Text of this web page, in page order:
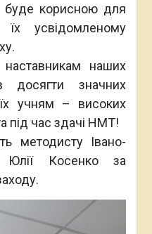
буде корисною для
їх усвідомленому
наших
досягти значних
їх учням – високих
під час здачі НМТ!
методисту Івано-
Юлії Косенко за